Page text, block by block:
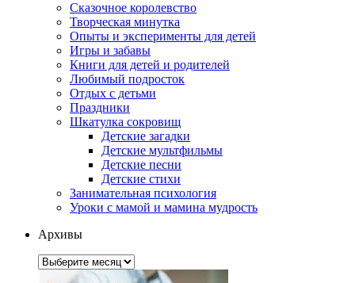
Сказочное королевство
Творческая минутка
Опыты и эксперименты для детей
Игры и забавы
Книги для детей и родителей
Любимый подросток
Отдых с детьми
Праздники
Шкатулка сокровищ
Детские загадки
Детские мультфильмы
Детские песни
Детские стихи
Занимательная психология
Уроки с мамой и мамина мудрость
Архивы
Архивы